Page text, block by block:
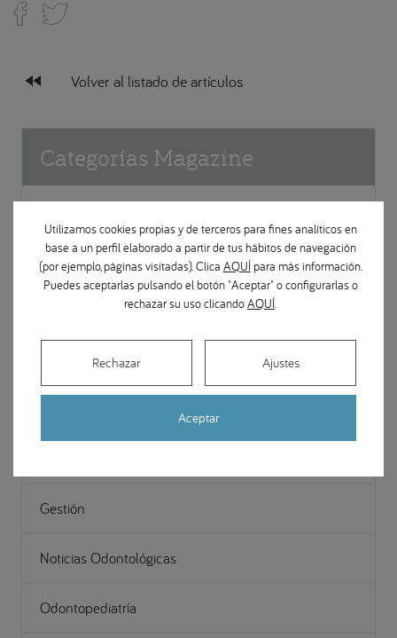
fast_rewind Volver al listado de artículos
Categorías Magazine
Implantes dentales
Apariciones en medios
Gestión
Noticias Odontológicas
Odontopediatría
Utilizamos cookies propias y de terceros para fines analíticos en
base a un perfil elaborado a partir de tus hábitos de navegación
(por ejemplo, páginas visitadas). Clica AQUÍpara más información.
Puedes aceptarlas pulsando el botón "Aceptar" o configurarlas o
rechazar su uso clicandoAQUÍ
Aceptar
Rechazar Ajustes